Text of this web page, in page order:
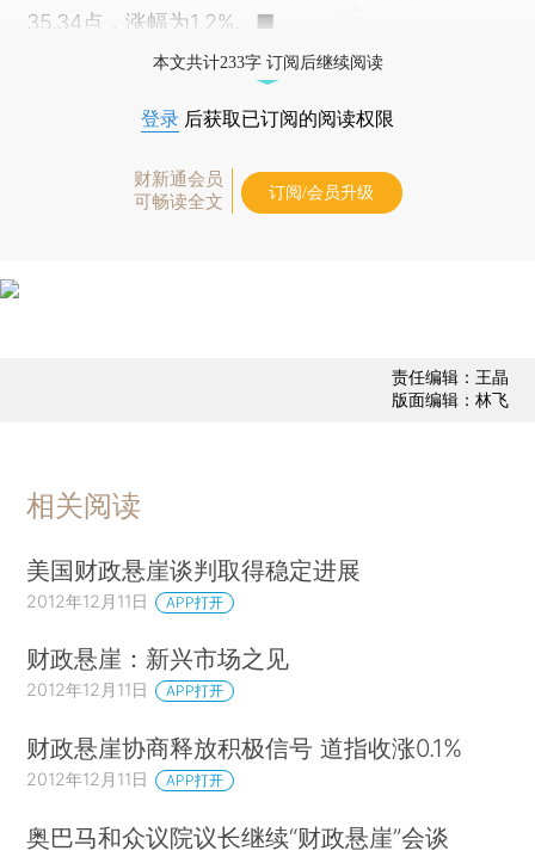
35.34点，涨幅为1.2%。■
本文共计233字 订阅后继续阅读
登录 后获取已订阅的阅读权限
财新通会员
可畅读全文
订阅/会员升级
责任编辑：王晶
版面编辑：林飞
相关阅读
美国财政悬崖谈判取得稳定进展
2012年12月11日 APP打开
财政悬崖：新兴市场之见
2012年12月11日 APP打开
财政悬崖协商释放积极信号 道指收涨0.1%
2012年12月11日 APP打开
奥巴马和众议院议长继续“财政悬崖”会谈